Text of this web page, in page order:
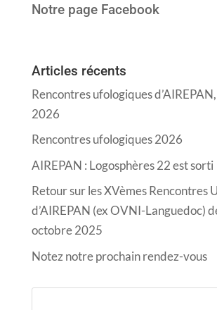
Notre page Facebook
Articles récents
Rencontres ufologiques
2026
Rencontres ufologiques 2026
AIREPAN : Logosphères 22 est sorti
Retour sur les XVèmes Rencontres
d’AIREPAN (ex OVNI-Languedoc)
octobre 2025
Notez notre prochain rendez-vous